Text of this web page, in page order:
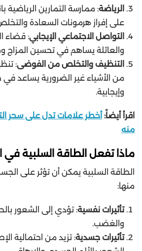
الرياضة: ممارسة التمارين الرياضية
على إفراز هرمونات السعادة
التواصل الاجتماعي الإيجابي: قضاء
والعائلة يساهم في تحسين المزاج
التنظيف والتخلص من الفوضى:
من الأشياء غير الضرورية يساعد في
وإيجابية.
اقرأ أيضاً:أخطر علامات تدل على سحر
منه
ماذا تفعل الطاقة السلبية في
الطاقة السلبية يمكن أن تؤثر على
منها:
تأثيرات نفسية: تؤدي إلى الشعور
والغضب.
تأثيرات جسدية: تزيد من احتمالية